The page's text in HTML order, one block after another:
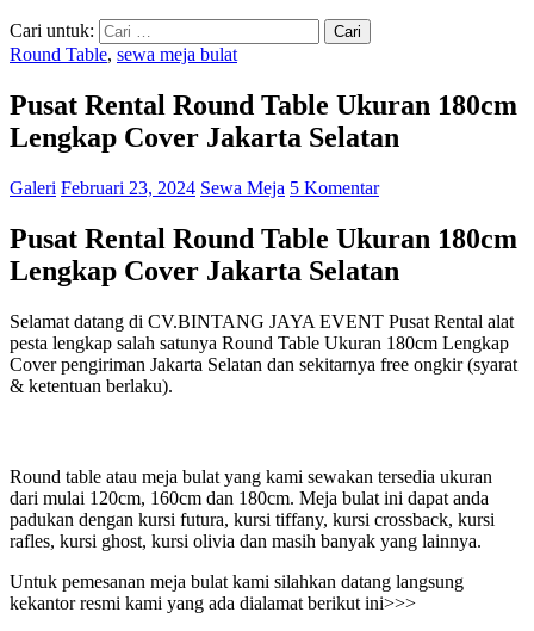
Cari untuk:
Round Table, sewa meja bulat
Pusat Rental Round Table Ukuran 180cm
Lengkap Cover Jakarta Selatan
Galeri Februari 23, 2024 Sewa Meja 5 Komentar
Pusat Rental Round Table Ukuran 180cm
Lengkap Cover Jakarta Selatan
Selamat datang di CV.BINTANG JAYA EVENT Pusat Rental alat
pesta lengkap salah satunya Round Table Ukuran 180cm Lengkap
Cover pengiriman Jakarta Selatan dan sekitarnya free ongkir (syarat
& ketentuan berlaku).
Round table atau meja bulat yang kami sewakan tersedia ukuran
dari mulai 120cm, 160cm dan 180cm. Meja bulat ini dapat anda
padukan dengan kursi futura, kursi tiffany, kursi crossback, kursi
rafles, kursi ghost, kursi olivia dan masih banyak yang lainnya.
Untuk pemesanan meja bulat kami silahkan datang langsung
kekantor resmi kami yang ada dialamat berikut ini>>>